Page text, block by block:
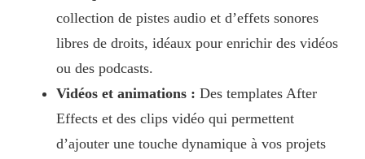
collection de pistes audio et d’effets sonores
libres de droits, idéaux pour enrichir des vidéos
ou des podcasts.
Vidéos et animations : Des templates After
Effects et des clips vidéo qui permettent
d’ajouter une touche dynamique à vos projets